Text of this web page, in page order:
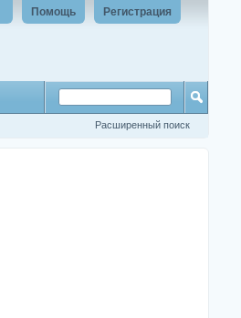
Регистрация
Помощь
Расширенный поиск